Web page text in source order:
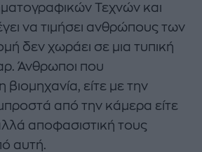
Τεχνών και
να τιμήσει ανθρώπους των
δεν χωράει σε μια τυπική
Άνθρωποι που
είτε με την
από την κάμερα είτε
αποφασιστική τους
αυτή.